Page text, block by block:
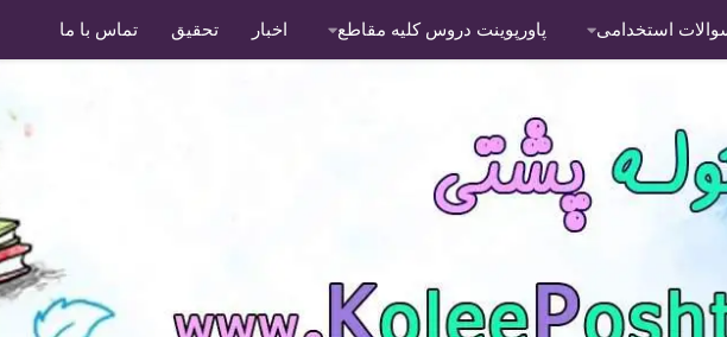
استخدامی پاورپوینت دروس کلیه مقاطع اخبار تحقیق تماس با ما